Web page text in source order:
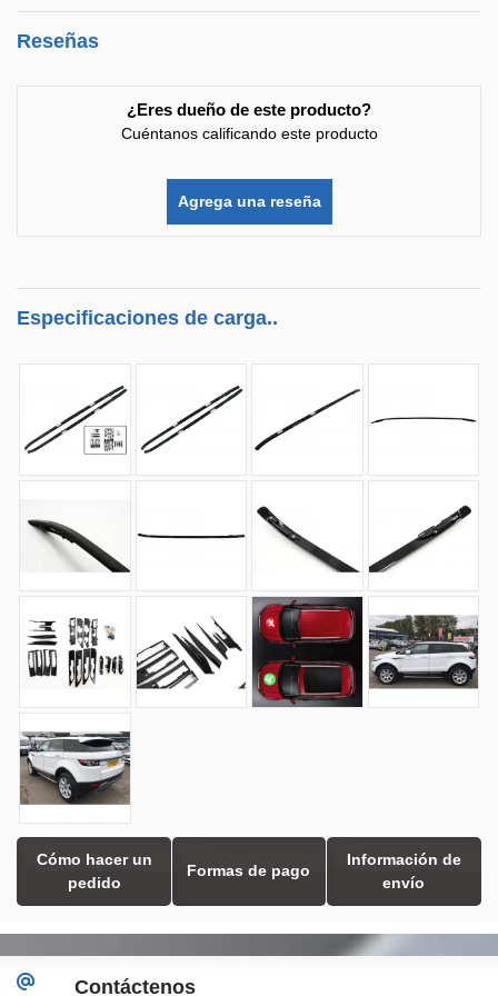
Reseñas
¿Eres dueño de este producto?
Cuéntanos calificando este producto
Agrega una reseña
Especificaciones de carga..
Cómo hacer un
pedido
Formas de pago
Información de
envío
Contáctenos